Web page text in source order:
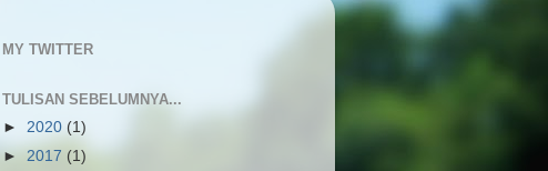
MY TWITTER
TULISAN SEBELUMNYA...
► 2020 (1)
► 2017 (1)